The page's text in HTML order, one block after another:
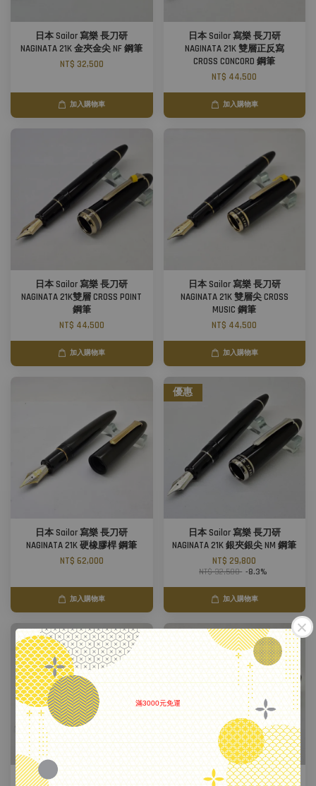
滿3000元免運
日本 Sailor 寫樂 長刀研
NAGINATA 21K 金夾金尖 NF 鋼筆
NT$ 32,500
加入購物車
日本 Sailor 寫樂 長刀研
NAGINATA 21K 雙層正反寫
CROSS CONCORD 鋼筆
NT$ 44,500
加入購物車
日本 Sailor 寫樂 長刀研
NAGINATA 21K雙層 CROSS POINT
鋼筆
NT$ 44,500
加入購物車
日本 Sailor 寫樂 長刀研
NAGINATA 21K 雙層尖 CROSS
MUSIC 鋼筆
NT$ 44,500
加入購物車
日本 Sailor 寫樂 長刀研
NAGINATA 21K 硬橡膠桿 鋼筆
NT$ 62,000
加入購物車
優惠
日本 Sailor 寫樂 長刀研
NAGINATA 21K 銀夾銀尖 NM 鋼筆
NT$ 29,800
NT$ 32,500 -8.3%
加入購物車
日本 Sailor 寫樂 長刀研
日本 Sailor 寫樂 長刀研